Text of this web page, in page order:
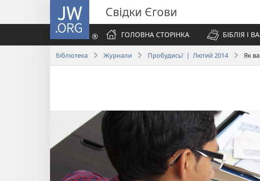
JW.ORG Свідки Єгови
ГОЛОВНА СТОРІНКА
БІБЛІЯ І
Бібліотека Журнали Пробудись! | Лютий 2014 Як